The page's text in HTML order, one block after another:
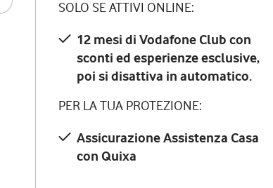
SOLO SE ATTIVI ONLINE:
12 mesi di Vodafone Club con
sconti ed esperienze esclusive,
poi si disattiva in automatico.
PER LA TUA PROTEZIONE:
Assicurazione Assistenza Casa
con Quixa